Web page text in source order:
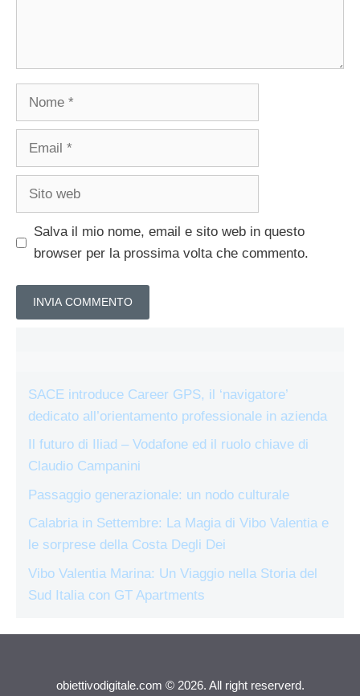
Nome
Email
Sito
Salva il mio nome, email e sito web in questo
browser per la prossima volta che commento.
SACE introduce Career GPS, il ‘navigatore’
dedicato all’orientamento professionale in azienda
Il futuro di Iliad – Vodafone ed il ruolo chiave di
Claudio Campanini
Passaggio generazionale: un nodo culturale
Calabria in Settembre: La Magia di Vibo Valentia e
le sorprese della Costa Degli Dei
Vibo Valentia Marina: Un Viaggio nella Storia del
Sud Italia con GT Apartments
obiettivodigitale.com © 2026. All right reserverd.